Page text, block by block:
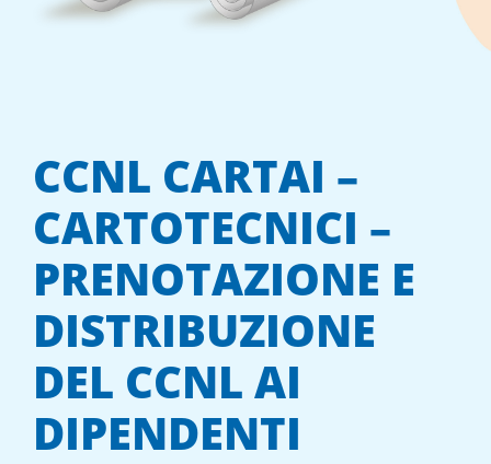
CCNL CARTAI –
CARTOTECNICI –
PRENOTAZIONE E
DISTRIBUZIONE
DEL CCNL AI
DIPENDENTI